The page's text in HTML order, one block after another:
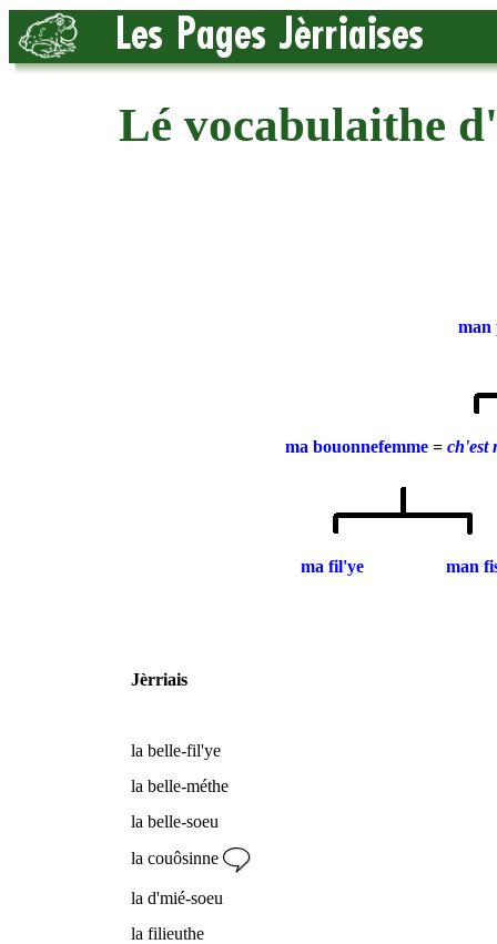
Lé vocabulaithe
man
ma bouonnefemme = ch'est
ma fil'ye man
Jèrriais
la belle-fil'ye
la belle-méthe
la belle-soeu
la couôsinne
la d'mié-soeu
la filieuthe